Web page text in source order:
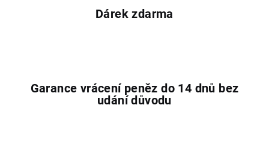
Dárek zdarma
Garance vrácení peněz do 14 dnů bez
udání důvodu